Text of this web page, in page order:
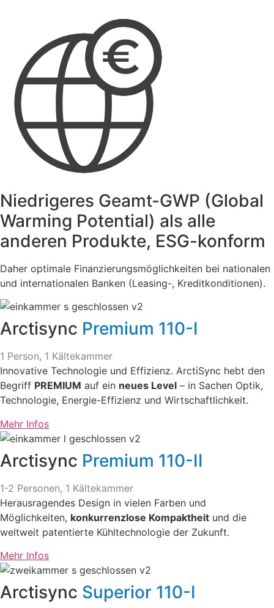
Niedrigeres Geamt-GWP (Global
Warming Potential) als alle
anderen Produkte, ESG-konform
Daher optimale Finanzierungsmöglichkeiten bei nationalen
und internationalen Banken (Leasing-, Kreditkonditionen).
Arctisync Premium 110-I
1 Person, 1 Kältekammer
Innovative Technologie und Effizienz. ArctiSync hebt den
Begriff PREMIUM auf ein neues Level – in Sachen Optik,
Technologie, Energie-Effizienz und Wirtschaftlichkeit.
Mehr Infos
Arctisync Premium 110-II
1-2 Personen, 1 Kältekammer
Herausragendes Design in vielen Farben und
Möglichkeiten, konkurrenzlose Kompaktheit und die
weltweit patentierte Kühltechnologie der Zukunft.
Mehr Infos
Arctisync Superior 110-I